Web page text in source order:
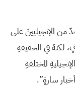
الإنجيليينَ على
لكنهُ في الحقيقةِ
المختلفةِ
سارةٍ”.